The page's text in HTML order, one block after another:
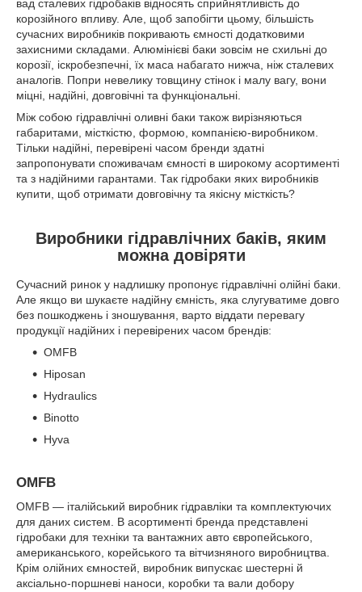
вад сталевих гідробаків відносять сприйнятливість до
корозійного впливу. Але, щоб запобігти цьому, більшість
сучасних виробників покривають ємності додатковими
захисними складами. Алюмінієві баки зовсім не схильні до
корозії, іскробезпечні, їх маса набагато нижча, ніж сталевих
аналогів. Попри невелику товщину стінок і малу вагу, вони
міцні, надійні, довговічні та функціональні.
Між собою гідравлічні оливні баки також вирізняються
габаритами, місткістю, формою, компанією-виробником.
Тільки надійні, перевірені часом бренди здатні
запропонувати споживачам ємності в широкому асортименті
та з надійними гарантами. Так гідробаки яких виробників
купити, щоб отримати довговічну та якісну місткість?
Виробники гідравлічних баків, яким
можна довіряти
Сучасний ринок у надлишку пропонує гідравлічні олійні баки.
Але якщо ви шукаєте надійну ємність, яка слугуватиме довго
без пошкоджень і зношування, варто віддати перевагу
продукції надійних і перевірених часом брендів:
OMFB
Hiposan
Hydraulics
Binotto
Hyva
OMFB
OMFB — італійський виробник гідравліки та комплектуючих
для даних систем. В асортименті бренда представлені
гідробаки для техніки та вантажних авто європейського,
американського, корейського та вітчизняного виробництва.
Крім олійних ємностей, виробник випускає шестерні й
аксіально-поршневі наноси, коробки та вали добору